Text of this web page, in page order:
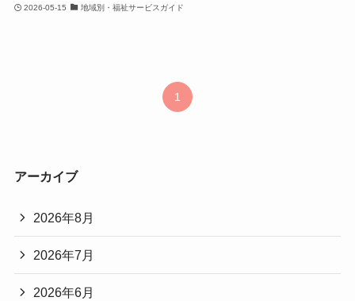
2026-05-15 地域別・福祉サービスガイド
1
アーカイブ
2026年8月
2026年7月
2026年6月